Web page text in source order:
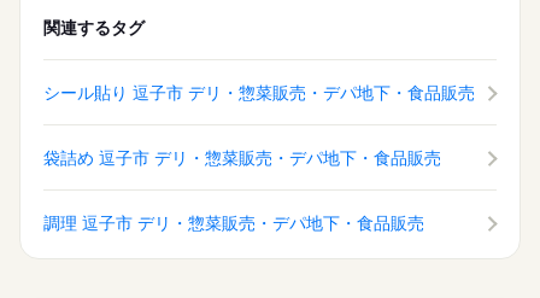
関連するタグ
シール貼り 逗子市 デリ・惣菜販売・デパ地下・食品販売
袋詰め 逗子市 デリ・惣菜販売・デパ地下・食品販売
調理 逗子市 デリ・惣菜販売・デパ地下・食品販売